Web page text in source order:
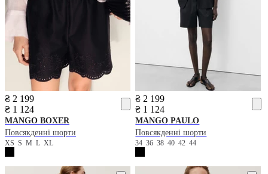
₴ 2 199
₴ 1 124
MANGO BOXER
Повсякденні шорти
XS S M L XL
₴ 2 199
₴ 1 124
MANGO PAULO
Повсякденні шорти
343638404244